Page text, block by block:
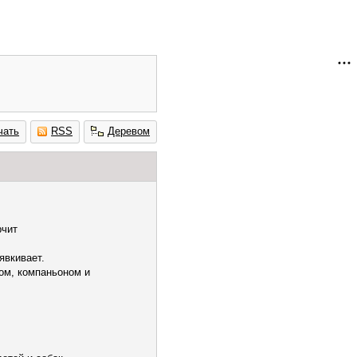
RSS Деревом
компаньоном и